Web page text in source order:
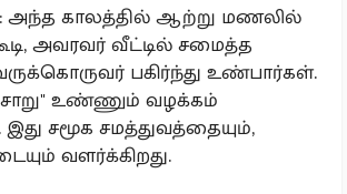
அந்த காலத்தில் ஆற்று மணலில்
அவரவர் வீட்டில் சமைத்த
பகிர்ந்து உண்பார்கள்.
சோறு" உண்ணும் வழக்கம்
இது சமூக சமத்துவத்தையும்,
வளர்க்கிறது.